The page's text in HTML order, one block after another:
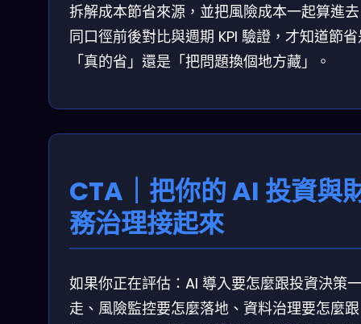
拆解成本節省來源，並把風險成本一起算進
同口徑前後對比與週期 KPI 驗證，才知道節
「真的省」還是「把問題換個地方藏」。
CTA｜把你的 AI 投資與
務治理接起來
如果你正在評估：AI 導入要怎麼跟投資決策
走、風險監控要怎麼落地、資料治理要怎麼跟